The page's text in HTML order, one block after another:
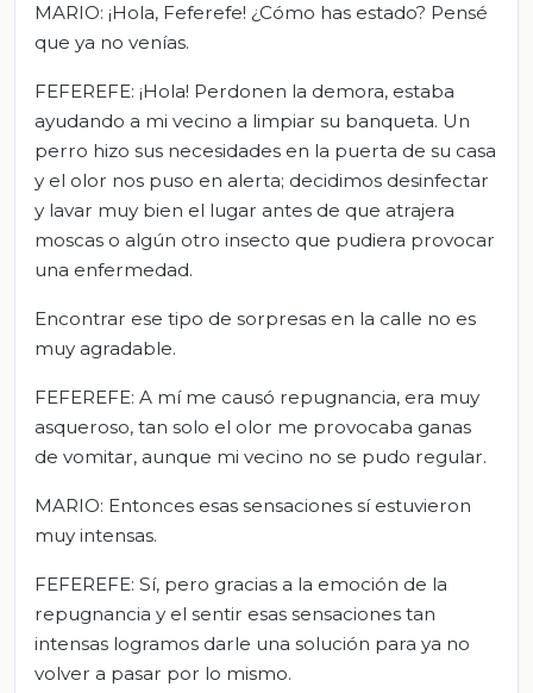
MARIO: ¡Hola, Feferefe! ¿Cómo has estado? Pensé
que ya no venías.
FEFEREFE: ¡Hola! Perdonen la demora, estaba
ayudando a mi vecino a limpiar su banqueta. Un
perro hizo sus necesidades en la puerta de su casa
y el olor nos puso en alerta; decidimos desinfectar
y lavar muy bien el lugar antes de que atrajera
moscas o algún otro insecto que pudiera provocar
una enfermedad.
Encontrar ese tipo de sorpresas en la calle no es
muy agradable.
FEFEREFE: A mí me causó repugnancia, era muy
asqueroso, tan solo el olor me provocaba ganas
de vomitar, aunque mi vecino no se pudo regular.
MARIO: Entonces esas sensaciones sí estuvieron
muy intensas.
FEFEREFE: Sí, pero gracias a la emoción de la
repugnancia y el sentir esas sensaciones tan
intensas logramos darle una solución para ya no
volver a pasar por lo mismo.